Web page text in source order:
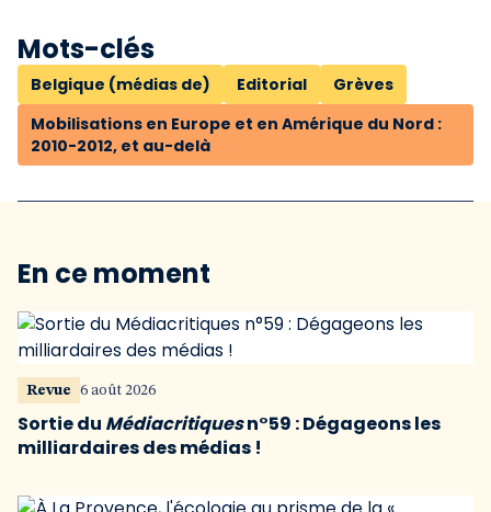
Mots-clés
Belgique (médias de) Editorial
Grèves
Mobilisations en Europe et en Amérique du Nord :
2010-2012, et au-delà
En ce moment
Revue 6 août 2026
Sortie du Médiacritiquesn°59 : Dégageons les
milliardaires des médias !